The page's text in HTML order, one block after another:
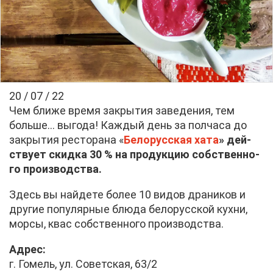
20 / 07 / 22
Чем бли­же вре­мя за­кры­тия за­ве­де­ния, тем
боль­ше… вы­го­да! Каж­дый день за пол­ча­са до
за­кры­тия ре­сто­ра­на «Бе­ло­рус­ская ха­та» дей­
ству­ет скид­ка 30 % на про­дук­цию соб­ствен­но­
го про­из­вод­ства.
Здесь вы най­де­те бо­лее 10 ви­дов дра­ни­ков и
дру­гие по­пу­ляр­ные блю­да бе­ло­рус­ской кух­ни,
мор­сы, квас соб­ствен­но­го про­из­вод­ства.
Ад­рес:
г. Го­мель, ул. Со­вет­ская, 63/2